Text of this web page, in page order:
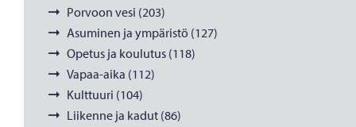
Porvoon vesi (203)
Asuminen ja ympäristö (127)
Opetus ja koulutus (118)
Vapaa-aika (112)
Kulttuuri (104)
Liikenne ja kadut (86)